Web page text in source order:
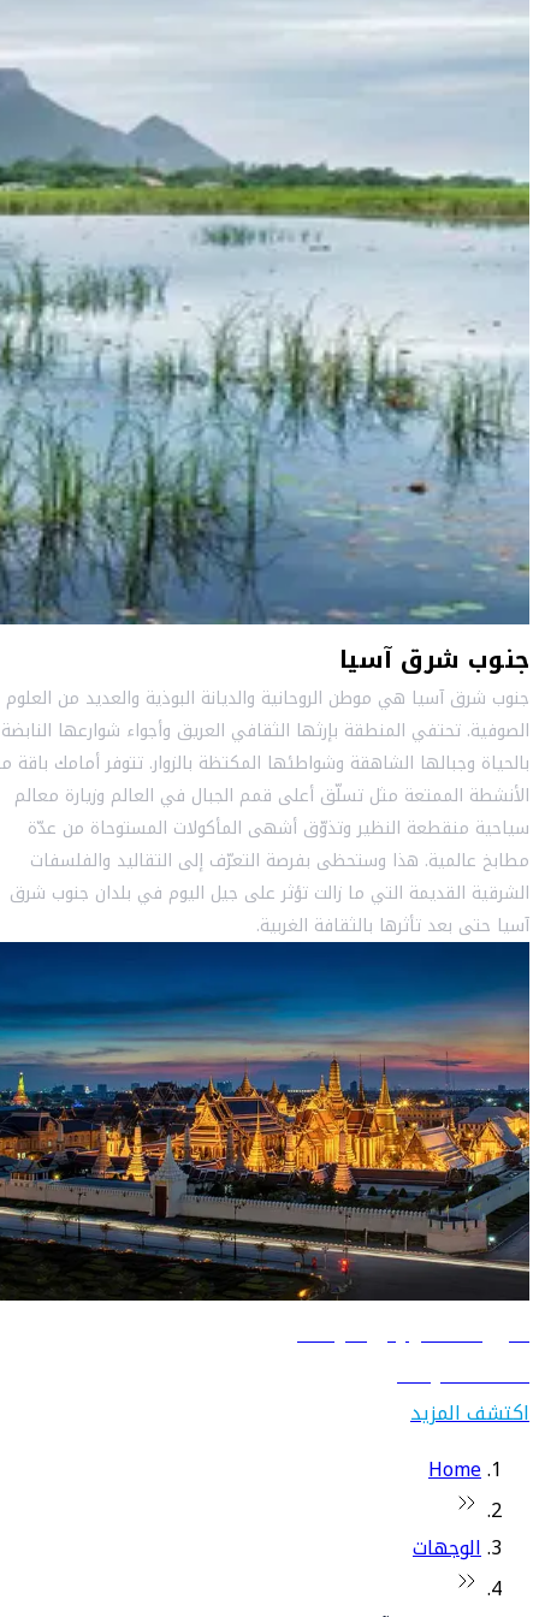
جنوب شرق آسيا
جنوب شرق آسيا هي موطن الروحانية والديانة البوذية والعديد من العلوم
الصوفية. تحتفي المنطقة بإرثها الثقافي العريق وأجواء شوارعها النابضة
بالحياة وجبالها الشاهقة وشواطئها المكتظة بالزوار. تتوفر أمامك باقة
الأنشطة الممتعة مثل تسلّق أعلى قمم الجبال في العالم وزيارة معالم
سياحية منقطعة النظير وتذوّق أشهى المأكولات المستوحاة من عدّة
مطابخ عالمية. هذا وستحظى بفرصة التعرّف إلى التقاليد والفلسفات
الشرقية القديمة التي ما زالت تؤثر على جيل اليوم في بلدان جنوب شرق
آسيا حتى بعد تأثرها بالثقافة الغربية.
دليل السفر إلى تايلاند
اكتشف تايلاند
اكتشف المزيد
Home
الوجهات